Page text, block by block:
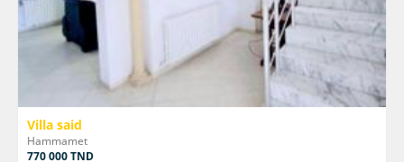
Villa said
Hammamet
770 000 TND